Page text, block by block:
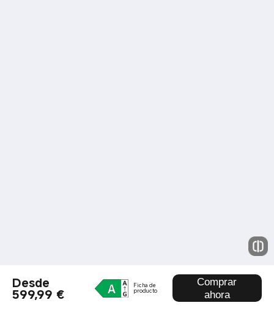
Desde
599,99 €
Ficha de
producto
Comprar
ahora